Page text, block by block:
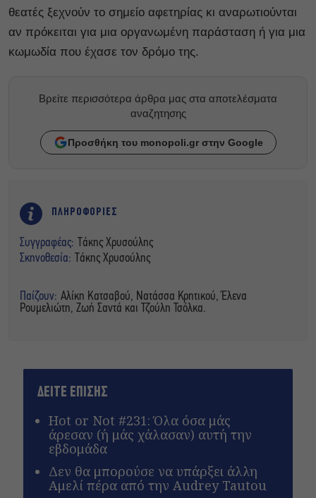
θεατές ξεχνούν το σημείο αφετηρίας κι αναρωτιούνται
αν πρόκειται για μια οργανωμένη παράσταση ή για μια
κωμωδία που έχασε τον δρόμο της.
Βρείτε περισσότερα άρθρα μας στα αποτελέσματα
αναζητησης
Προσθήκη του monopoli.gr στην Google
ΠΛΗΡΟΦΟΡΙΕΣ
Συγγραφέας:
Τάκης Χρυσούλης
Σκηνοθεσία:
Τάκης Χρυσούλης
Παίζουν: Αλίκη Κατσαβού, Νατάσσα Κρητικού, Έλενα
Ρουμελιώτη, Ζωή Σαντά και Τζούλη Τσόλκα.
ΔΕΙΤΕ ΕΠΙΣΗΣ
Hot or Not #231: Όλα όσα μάς
άρεσαν (ή μάς χάλασαν) αυτή την
εβδομάδα
Δεν θα μπορούσε να υπάρξει άλλη
Αμελί πέρα από την Audrey Tautou